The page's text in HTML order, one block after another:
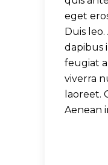
eget
Duis
dapibus
feugiat
viverra
laoreet.
Aenean